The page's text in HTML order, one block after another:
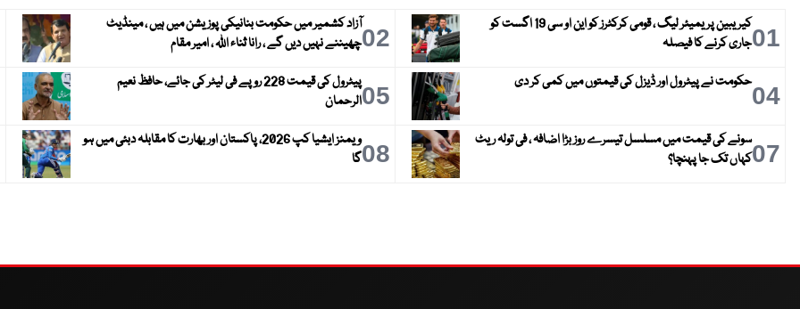
01
کیریبین پریمیئر لیگ ، قومی کرکٹرز کو این او سی 19 اگست کو
جاری کرنے کا فیصلہ
02آزاد کشمیر میں حکومت بنانیکی پوزیشن میں ہیں ، مینڈیٹ
چھیننے نہیں دیں گے ، رانا ثناء اللہ ، امیر مقام
04حکومت نے پیٹرول اور ڈیزل کی قیمتوں میں کمی کر دی 05
پیٹرول کی قیمت 228 روپے فی لیٹر کی جائے، حافظ نعیم
الرحمان
07سونے کی قیمت میں مسلسل تیسرے روز بڑا اضافہ ، فی تولہ ریٹ
کہاں تک جا پہنچا؟
08
ویمنز ایشیا کپ 2026، پاکستان اور بھارت کا مقابلہ دبئی میں ہو
گا